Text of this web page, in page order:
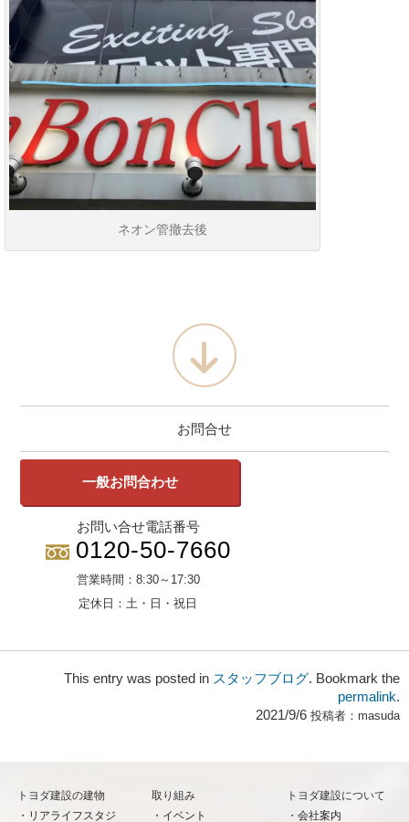
ネオン管撤去後
お問合せ
一般お問合わせ
お問い合せ電話番号
0120-50-7660
営業時間： 8:30～17:30
定休日：土・日・祝日
This entry was posted in スタッフブログ. Bookmark the
permalink.
2021/9/6 投稿者： masuda
トヨダ建設の建物
リアライフスタジ
取り組み
イベント
トヨダ建設について
会社案内